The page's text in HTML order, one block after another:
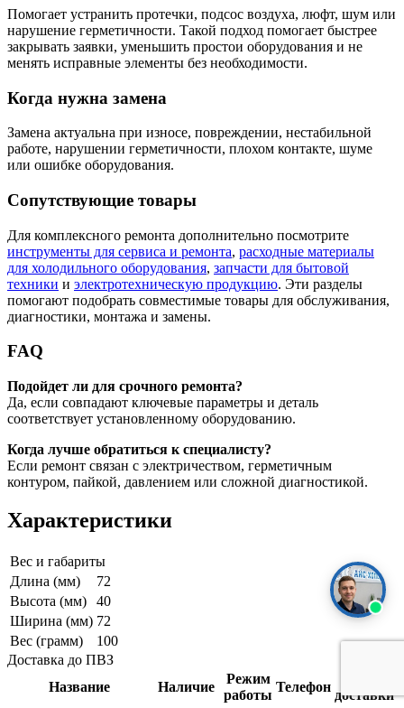
Помогает устранить протечки, подсос воздуха, люфт, шум или
нарушение герметичности. Такой подход помогает быстрее
закрывать заявки, уменьшить простои оборудования и не
менять исправные элементы без необходимости.
Когда нужна замена
Замена актуальна при износе, повреждении, нестабильной
работе, нарушении герметичности, плохом контакте, шуме
или ошибке оборудования.
Сопутствующие товары
Для комплексного ремонта дополнительно посмотрите
инструменты для сервиса и ремонта, расходные материалы
для холодильного оборудования, запчасти для бытовой
техники и электротехническую продукцию. Эти разделы
помогают подобрать совместимые товары для обслуживания,
диагностики, монтажа и замены.
FAQ
Подойдет ли для срочного ремонта?
Да, если совпадают ключевые параметры и деталь
соответствует установленному оборудованию.
Когда лучше обратиться к специалисту?
Если ремонт связан с электричеством, герметичным
контуром, пайкой, давлением или сложной диагностикой.
Характеристики
Вес и габариты
Длина (мм)
72
Высота (мм)
40
Ширина (мм) 72
Вес (грамм)
100
Доставка до ПВЗ
Название
Наличие
Режим
работы
Телефон
доставки